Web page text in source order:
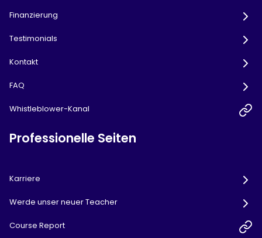
Finanzierung
Testimonials
Kontakt
FAQ
Whistleblower-Kanal
Professionelle Seiten
Karriere
Werde unser neuer Teacher
Course Report